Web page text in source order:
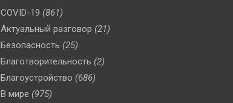
COVID-19 (861)
Актуальный разговор (21)
Безопасность (25)
Благотворительность (2)
Благоустройство (686)
В мире (975)